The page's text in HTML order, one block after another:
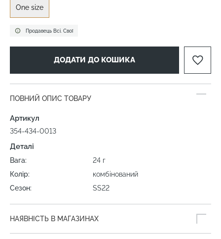
Продавець Всі. Свої
One size
ДОДАТИ ДО КОШИКА
ПОВНИЙ ОПИС ТОВАРУ
Артикул
354-434-0013
Деталі
Вага:
24 г
Колір:
комбінований
Сезон:
SS22
НАЯВНІСТЬ В МАГАЗИНАХ